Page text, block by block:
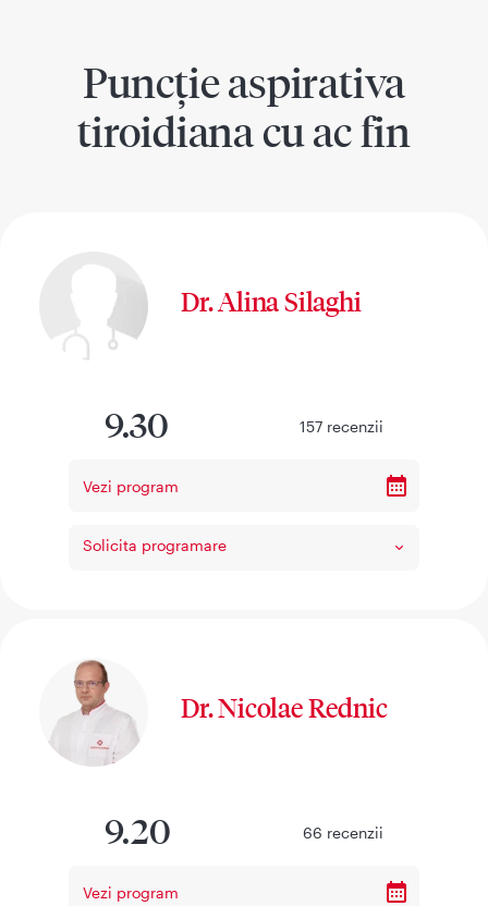
Puncție aspirativa
tiroidiana cu ac fin
Dr. Alina Silaghi
9.30 157 recenzii
Vezi program
Solicita programare
Dr. Nicolae Rednic
9.20 66 recenzii
Vezi program